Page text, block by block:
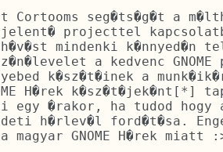
Cortooms seg�ts�g�t a
projecttel
mindenki k�nnyed�n
a kedvenc GNOME
k�sz�t�inek a
H�rek k�sz�t�jek�nt[*]
egy �rakor, ha tudod hogy
h�rlev�l ford�t�sa.
magyar GNOME H�rek miatt